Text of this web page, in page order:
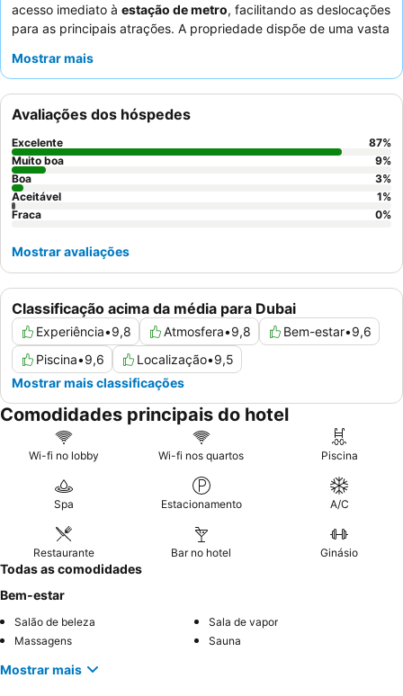
acesso imediato à estação de metro, facilitando as deslocações
para as principais atrações. A propriedade dispõe de uma vasta
spaincrível que oferece tratamentos rejuvenescedores. Os
atencioso e o extenso
inclui uma variedade de opções de alta qualidade. Para uma
experiência mais exclusiva, considere reservar um quarto
Executivo para ter acesso ao
para snacks e
canapés à noite.
Mostrar mais
Classificação acima da média para Dubai
Experiência•9,8 Atmosfera•9,8 Bem-estar•9,6
Piscina•9,6 Localização•9,5
Mostrar mais classificações
Avaliações dos hóspedes
Excelente 87%
Muito boa
9%
Boa
3%
Aceitável
1%
Fraca
0%
Mostrar avaliações
Comodidades principais do hotel
Wi-fi no lobby Wi-fi nos quartos Piscina
Spa Estacionamento A/C
Restaurante Bar no hotel Ginásio
Todas as comodidades
Bem-estar
Salão de beleza
Sala de vapor
Massagens
Sauna
Mostrar mais